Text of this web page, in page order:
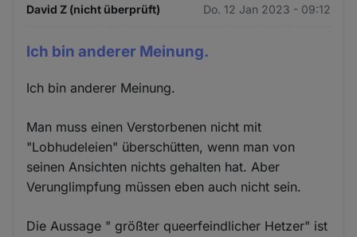
David Z (nicht überprüft) Do. 12 Jan 2023 - 09:12
Ich bin anderer Meinung.
Ich bin anderer Meinung.
Man muss einen Verstorbenen nicht mit
"Lobhudeleien" überschütten, wenn man von
seinen Ansichten nichts gehalten hat. Aber
Verunglimpfung müssen eben auch nicht sein.
Die Aussage " größter queerfeindlicher Hetzer" ist